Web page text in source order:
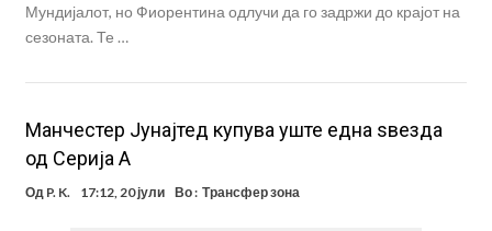
Мундијалот, но Фиорентина одлучи да го задржи до крајот на
сезоната. Те …
Манчестер Јунајтед купува уште една ѕвезда
од Серија А
Од P. K. 17:12, 20 јули Во : Трансфер зона